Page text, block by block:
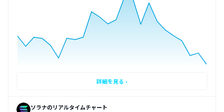
詳細を見る ›
ソラナのリアルタイムチャート